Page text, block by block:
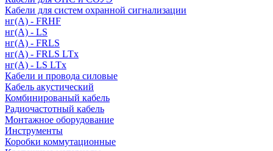
Кабели для систем охранной сигнализации
нг(A) - FRHF
нг(A) - LS
нг(А) - FRLS
нг(А) - FRLS LTx
нг(А) - LS LTx
Кабели и провода силовые
Кабель акустический
Комбинированый кабель
Радиочастотный кабель
Монтажное оборудование
Инструменты
Коробки коммутационные